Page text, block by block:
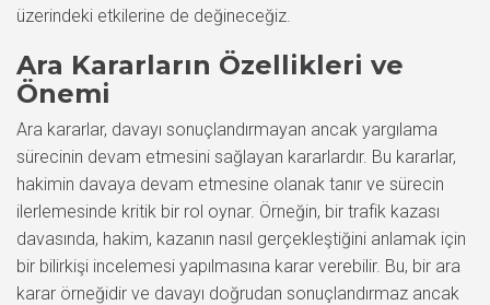
üzerindeki etkilerine de değineceğiz.
Ara Kararların Özellikleri ve
Önemi
Ara kararlar, davayı sonuçlandırmayan ancak yargılama
sürecinin devam etmesini sağlayan kararlardır. Bu kararlar,
hakimin davaya devam etmesine olanak tanır ve sürecin
ilerlemesinde kritik bir rol oynar. Örneğin, bir trafik kazası
davasında, hakim, kazanın nasıl gerçekleştiğini anlamak için
bir bilirkişi incelemesi yapılmasına karar verebilir. Bu, bir ara
karar örneğidir ve davayı doğrudan sonuçlandırmaz ancak